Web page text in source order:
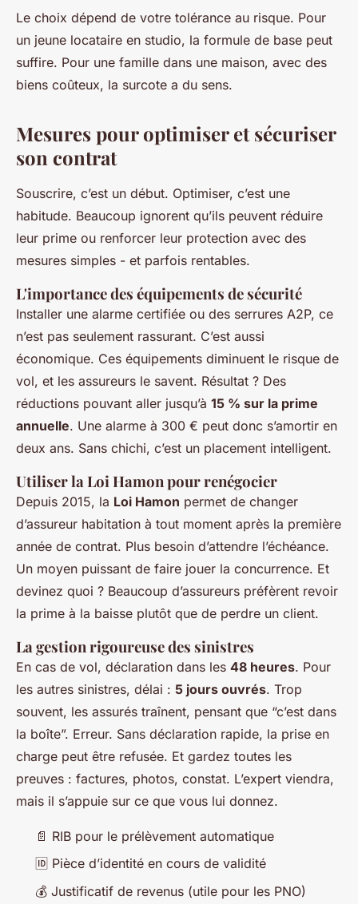
Le choix dépend de votre tolérance au risque. Pour
un jeune locataire en studio, la formule de base peut
suffire. Pour une famille dans une maison, avec des
biens coûteux, la surcote a du sens.
Mesures pour optimiser et sécuriser
son contrat
Souscrire, c’est un début. Optimiser, c’est une
habitude. Beaucoup ignorent qu’ils peuvent réduire
leur prime ou renforcer leur protection avec des
mesures simples - et parfois rentables.
L'importance des équipements de sécurité
Installer une alarme certifiée ou des serrures A2P, ce
n’est pas seulement rassurant. C’est aussi
économique. Ces équipements diminuent le risque de
vol, et les assureurs le savent. Résultat ? Des
réductions pouvant aller jusqu’à 15 % sur la prime
annuelle. Une alarme à 300 € peut donc s’amortir en
deux ans. Sans chichi, c’est un placement intelligent.
Utiliser la Loi Hamon pour renégocier
Depuis 2015, la Loi Hamon permet de changer
d’assureur habitation à tout moment après la première
année de contrat. Plus besoin d’attendre l’échéance.
Un moyen puissant de faire jouer la concurrence. Et
devinez quoi ? Beaucoup d’assureurs préfèrent revoir
la prime à la baisse plutôt que de perdre un client.
La gestion rigoureuse des sinistres
En cas de vol, déclaration dans les 48 heures. Pour
les autres sinistres, délai : 5 jours ouvrés. Trop
souvent, les assurés traînent, pensant que “c’est dans
la boîte”. Erreur. Sans déclaration rapide, la prise en
charge peut être refusée. Et gardez toutes les
preuves : factures, photos, constat. L’expert viendra,
mais il s’appuie sur ce que vous lui donnez.
📄 RIB pour le prélèvement automatique
🆔 Pièce d’identité en cours de validité
💰 Justificatif de revenus (utile pour les PNO)